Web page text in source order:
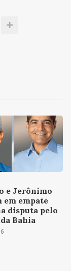
e Jerônimo
em empate
disputa pelo
Bahia